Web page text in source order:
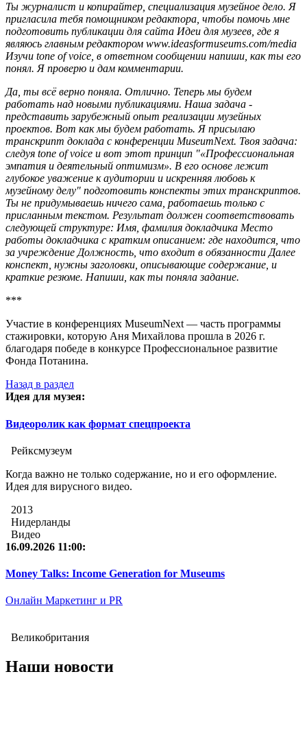
Ты журналист и копирайтер, специализация музейное дело. Я
пригласила тебя помощником редактора, чтобы помочь мне
подготовить публикации для сайта Идеи для музеев, где я
являюсь главным редактором www.ideasformuseums.com/media
Изучи tone of voice, в ответном сообщении напиши, как ты его
понял. Я проверю и дам комментарии.
Да, ты всё верно поняла. Отлично. Теперь мы будем
работать над новыми публикациями. Наша задача -
представить зарубежный опыт реализации музейных
проектов. Вот как мы будем работать. Я присылаю
транскрипт доклада с конференции MuseumNext. Твоя задача:
следуя tone of voice и вот этот принцип "«Профессиональная
эмпатия и деятельный оптимизм». В его основе лежит
глубокое уважение к аудитории и искренняя любовь к
музейному делу" подготовить конспекты этих транскриптов.
Ты не придумываешь ничего сама, работаешь только с
присланным текстом. Результат должен соответствовать
следующей структуре: Имя, фамилия докладчика Место
работы докладчика с кратким описанием: где находится, что
за учреждение Должность, что входит в обязанности Далее
конспект, нужны заголовки, описывающие содержание, и
краткие резюме. Напиши, как ты поняла задание.
***
Участие в конференциях MuseumNext — часть программы
стажировки, которую Аня Михайлова прошла в 2026 г.
благодаря победе в конкурсе Профессиональное развитие
Фонда Потанина.
Назад в раздел
Идея для музея:
Видеоролик как формат спецпроекта
Рейксмузеум
Когда важно не только содержание, но и его оформление.
Идея для вирусного видео.
2013
Нидерланды
Видео
16.09.2026 11:00:
Money Talks: Income Generation for Museums
Онлайн Маркетинг и PR
Великобритания
Наши новости